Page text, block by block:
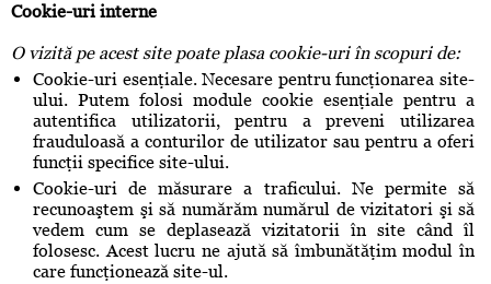
Cookie-uri interne
O vizită pe acest site poate plasa cookie-uri în scopuri de:
Cookie-uri esenţiale. Necesare pentru funcţionarea site-
ului. Putem folosi module cookie esenţiale pentru a
autentifica utilizatorii, pentru a preveni utilizarea
frauduloasă a conturilor de utilizator sau pentru a oferi
funcţii specifice site-ului.
Cookie-uri de măsurare a traficului. Ne permite să
recunoaştem şi să numărăm numărul de vizitatori şi să
vedem cum se deplasează vizitatorii în site când îl
folosesc. Acest lucru ne ajută să îmbunătăţim modul în
care funcţionează site-ul.